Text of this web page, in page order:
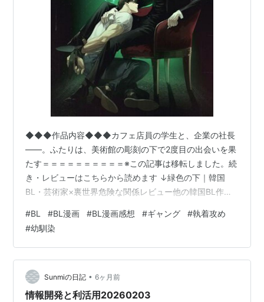
◆◆◆作品内容◆◆◆カフェ店員の学生と、企業の社長
――。ふたりは、美術館の彫刻の下で2度目の出会いを果
たす＝＝＝＝＝＝＝＝＝＝※この記事は移転しました。続
き・レビューはこちらから読めます ↓緑色の下｜韓国
BL・芸術家×裏世界危険な関係レビュー他の韓国BL作品
作BL＝＝＝＝＝＝＝＝＝＝
#BL #BL漫画 #BL漫画感想 #ギャング #執着攻め
#幼馴染
Sunmiの日記 • 6ヶ月前
情報開発と利活用20260203